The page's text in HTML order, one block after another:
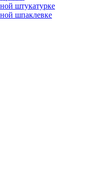
штукатурке
шпаклевке